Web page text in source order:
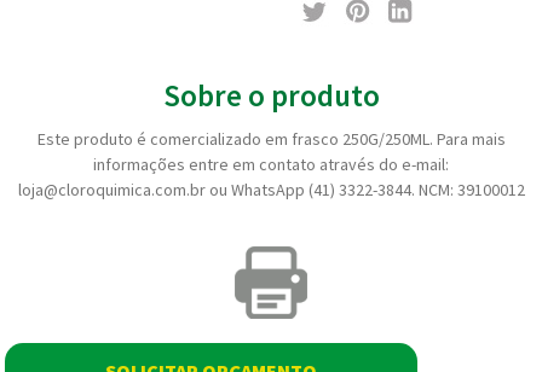
Sobre o produto
Este produto é comercializado em frasco 250G/250ML. Para mais
informações entre em contato através do e-mail:
loja@cloroquimica.com.br ou WhatsApp (41) 3322-3844. NCM: 39100012